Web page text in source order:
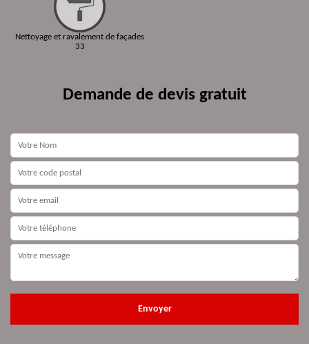
Nettoyage et ravalement de façades
33
Demande de devis gratuit